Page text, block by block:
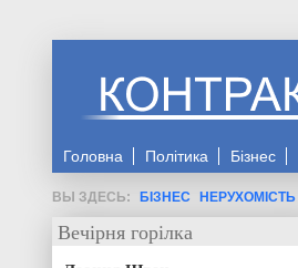
Головна Політика Бізнес
БІЗНЕС
НЕРУХОМІСТЬ
Вечірня горілка